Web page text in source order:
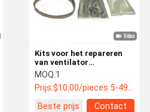
Kits voor het repareren
van ventilator
aandrijfasten CV-
gewricht voor bussen
MOQ:1
Prijs:$10.00/pieces 5-49 pieces
Beste prijs
Contact